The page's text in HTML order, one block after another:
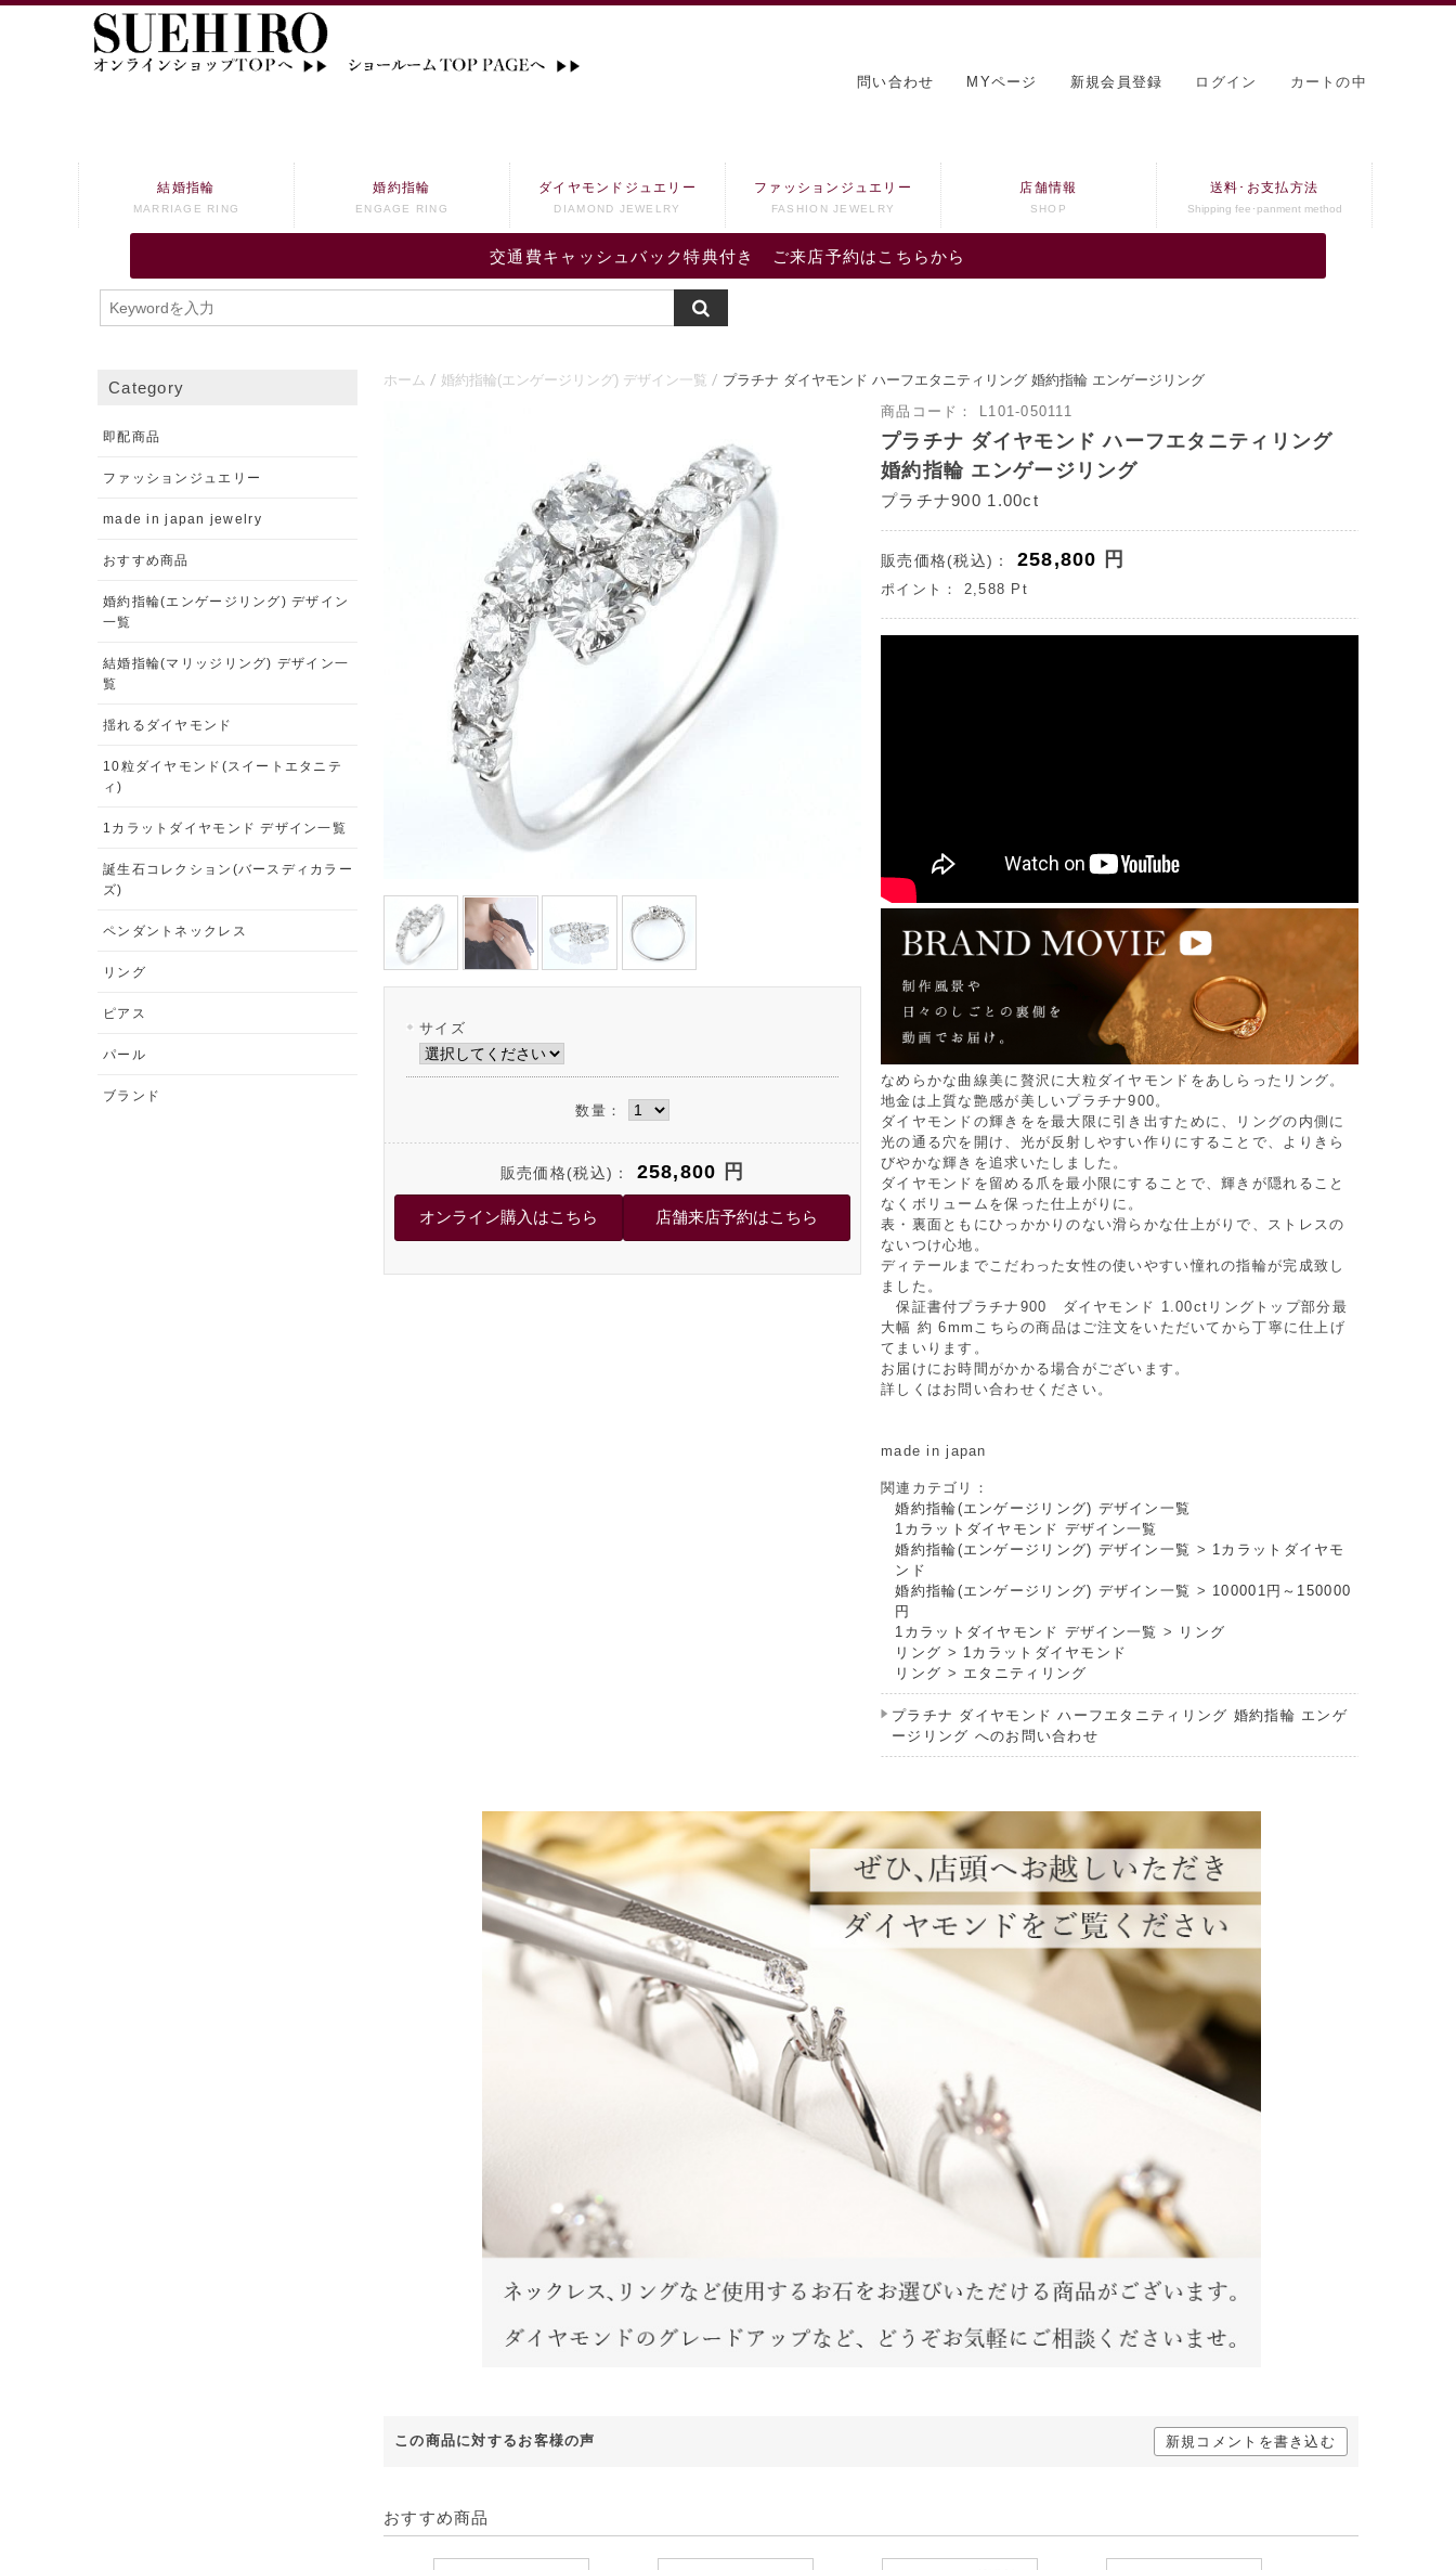
問い合わせ MYページ 新規会員登録 ログイン カートの中
交通費キャッシュバック特典付き ご来店予約はこちらから
結婚指輪
MARRIAGE RING
婚約指輪
ENGAGE RING
ダイヤモンドジュエリー
DIAMOND JEWELRY
ファッションジュエリー
FASHION JEWELRY
店舗情報
SHOP
送料･お支払方法
Shipping fee･panment method
ホーム 婚約指輪(エンゲージリング) デザイン一覧 プラチナ ダイヤモンド ハーフエタニティリング 婚約指輪 エンゲージリング
サイズ
数量：
販売価格(税込)： 258,800 円
商品コード： L101-050111
プラチナ ダイヤモンド ハーフエタニティリング
婚約指輪 エンゲージリング
プラチナ900 1.00ct
販売価格(税込)： 258,800 円
ポイント： 2,588 Pt
なめらかな曲線美に贅沢に大粒ダイヤモンドをあしらったリング。
地金は上質な艶感が美しいプラチナ900。
ダイヤモンドの輝きをを最大限に引き出すために、リングの内側に
光の通る穴を開け、光が反射しやすい作りにすることで、よりきら
びやかな輝きを追求いたしました。
ダイヤモンドを留める爪を最小限にすることで、輝きが隠れること
なくボリュームを保った仕上がりに。
表・裏面ともにひっかかりのない滑らかな仕上がりで、ストレスの
ないつけ心地。
ディテールまでこだわった女性の使いやすい憧れの指輪が完成致し
ました。
保証書付プラチナ900 ダイヤモンド 1.00ctリングトップ部分最
大幅 約 6mmこちらの商品はご注文をいただいてから丁寧に仕上げ
てまいります。
お届けにお時間がかかる場合がございます。
詳しくはお問い合わせください。
made in japan
関連カテゴリ：
婚約指輪(エンゲージリング) デザイン一覧
1カラットダイヤモンド デザイン一覧
婚約指輪(エンゲージリング) デザイン一覧 > 1カラットダイヤモ
ンド
婚約指輪(エンゲージリング) デザイン一覧 > 100001円～150000
円
1カラットダイヤモンド デザイン一覧 >
リング
リング > 1カラットダイヤモンド
リング > エタニティリング
プラチナ ダイヤモンド ハーフエタニティリング 婚約指輪 エンゲ
ージリング へのお問い合わせ
この商品に対するお客様の声 新規コメントを書き込む
おすすめ商品
Category
即配商品
ファッションジュエリー
made in japan jewelry
おすすめ商品
婚約指輪(エンゲージリング) デザイン
一覧
結婚指輪(マリッジリング) デザイン一
覧
揺れるダイヤモンド
10粒ダイヤモンド(スイートエタニテ
ィ)
1カラットダイヤモンド デザイン一覧
誕生石コレクション(バースディカラー
ズ)
ペンダントネックレス
リング
ピアス
パール
ブランド